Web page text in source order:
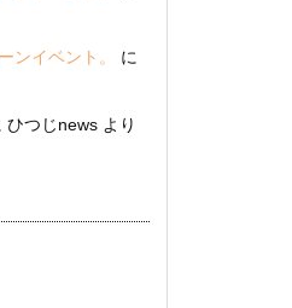
ンイベント。
に
ひつじnews より